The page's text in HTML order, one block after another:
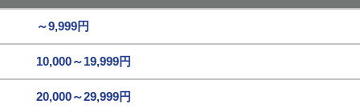
～9,999円
10,000～19,999円
20,000～29,999円